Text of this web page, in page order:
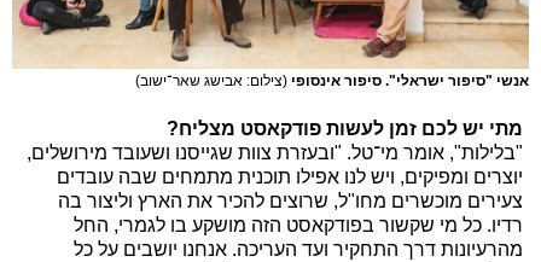
אנשי "סיפור ישראלי". סיפור אינסופי (צילום: אבישג שאר־ישוב)
מתי יש לכם זמן לעשות פודקאסט מצליח?
"בלילות", אומר מי־טל. "ובעזרת צוות שגייסנו ושעובד מירושלים,
יוצרים ומפיקים, ויש לנו אפילו תוכנית מתמחים שבה עובדים
צעירים מוכשרים מחו"ל, שרוצים להכיר את הארץ וליצור בה
רדיו. כל מי שקשור בפודקאסט הזה מושקע בו לגמרי, החל
מהרעיונות דרך התחקיר ועד העריכה. אנחנו יושבים על כל